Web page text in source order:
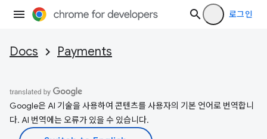
로그인
Docs Payments
Google은 AI 기술을 사용하여 콘텐츠를 사용자의 기본 언어로 번역합니
다. AI 번역에는 오류가 있을 수 있습니다.